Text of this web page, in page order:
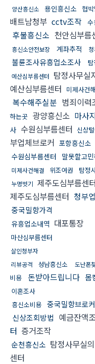
양산흥신소
용인흥신소 협
배트남청부 cctv조작 수
후불흥신소 천안심부름
흥신소안전보장 계좌추적
불륜조사유흥업소조사
예산심부름센터 탐정사무실
예산심부름센터 미제사건
복수해주실분 범죄이력
하는곳 광양흥신소 마사
사 수원심부름센터 신상
부업체브로커 포항흥신소
수원심부름센터
말못할고
미제사건해결 위조여권 탐정
누명벗기 제주도심부름센
제주도심부름센터 청부
중국밀항가격
유흥업소내역 대포통장
마산심부름센터
살인청부자
리뷰공격
성남흥신소 도난폰
비용
돈받아드립니다 몸
이혼조사
흥신소비용 중국밀항브로커
신상조회방법 예금잔액
터 증거조작
순천흥신소 탐정사무실
센터